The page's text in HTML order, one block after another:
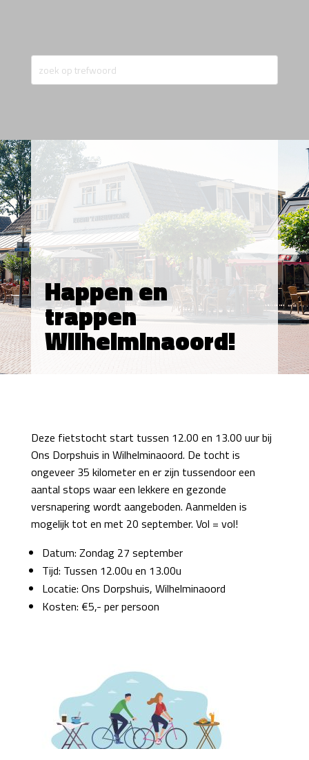
Happen en
trappen
Wilhelminaoord!
Deze fietstocht start tussen 12.00 en 13.00 uur bij
Ons Dorpshuis in Wilhelminaoord. De tocht is
ongeveer 35 kilometer en er zijn tussendoor een
aantal stops waar een lekkere en gezonde
versnapering wordt aangeboden. Aanmelden is
mogelijk tot en met 20 september. Vol = vol!
Datum: Zondag 27 september
Tijd: Tussen 12.00u en 13.00u
Locatie: Ons Dorpshuis, Wilhelminaoord
Kosten: €5,- per persoon